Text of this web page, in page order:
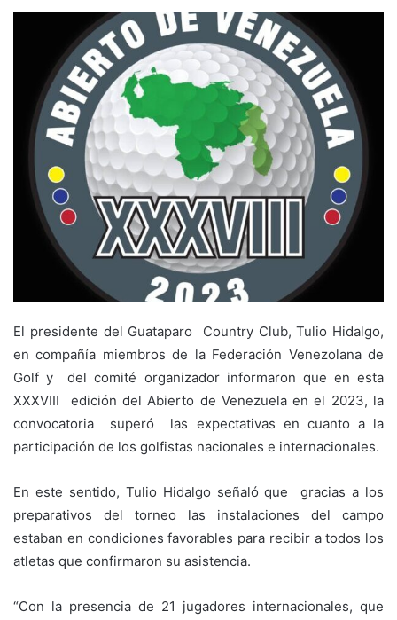
El presidente del Guataparo Country Club, Tulio Hidalgo,
en compañía miembros de la Federación Venezolana de
Golf y del comité organizador informaron que en esta
XXXVIII edición del Abierto de Venezuela en el 2023, la
convocatoria superó las expectativas en cuanto a la
participación de los golfistas nacionales e internacionales.
En este sentido, Tulio Hidalgo señaló que gracias a los
preparativos del torneo las instalaciones del campo
estaban en condiciones favorables para recibir a todos los
atletas que confirmaron su asistencia.
“Con la presencia de 21 jugadores internacionales, que